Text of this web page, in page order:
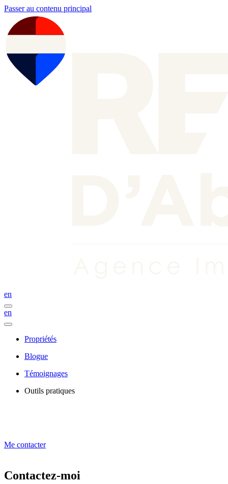
Passer au contenu principal
en
en
Propriétés
Blogue
Témoignages
Outils pratiques
Me contacter
Contactez-moi